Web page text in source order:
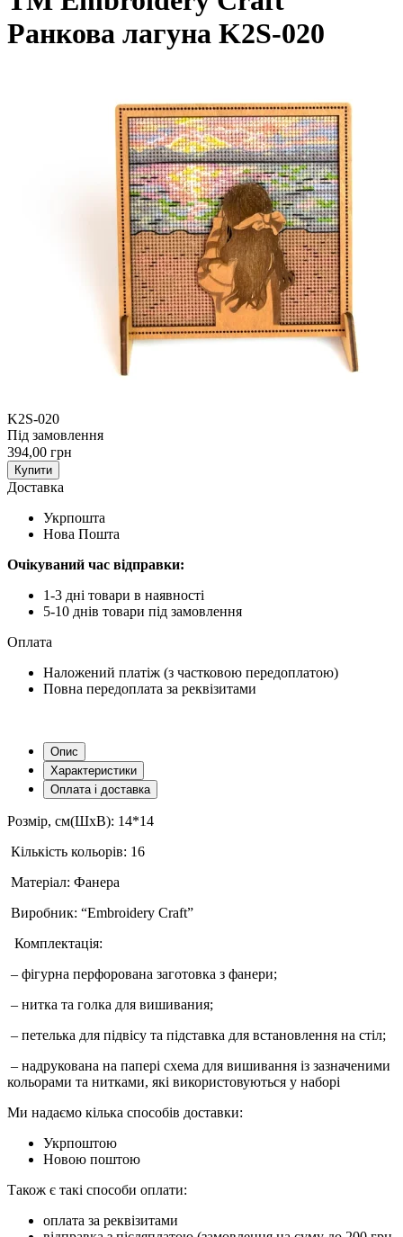
Ранкова лагуна K2S-020
K2S-020
Під замовлення
394,00 грн
Купити
Доставка
Укрпошта
Нова Пошта
Очікуваний час відправки:
1-3 дні товари в наявності
5-10 днів товари під замовлення
Оплата
Наложений платіж (з частковою передоплатою)
Повна передоплата за реквізитами
Опис
Характеристики
Оплата і доставка
Розмір, см(ШхВ): 14*14
Кількість кольорів: 16
Матеріал: Фанера
Виробник: “Embroidery Craft”
Комплектація:
– фігурна перфорована заготовка з фанери;
– нитка та голка для вишивания;
– петелька для підвісу та підставка для встановлення на стіл;
– надрукована на папері схема для вишивання із зазначеними
кольорами та нитками, які використовуються у наборі
Ми надаємо кілька способів доставки:
Укрпоштою
Новою поштою
Також є такі способи оплати:
оплата за реквізитами